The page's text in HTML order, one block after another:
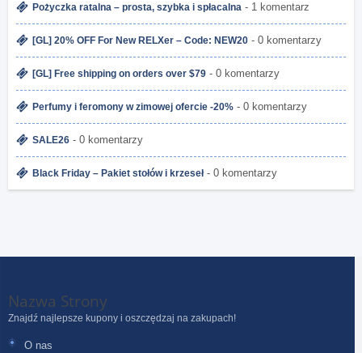
Pożyczka ratalna – prosta, szybka i spłacalna - 1 komentarz
[GL] 20% OFF For New RELXer – Code: NEW20 - 0 komentarzy
[GL] Free shipping on orders over $79 - 0 komentarzy
Perfumy i feromony w zimowej ofercie -20% - 0 komentarzy
SALE26 - 0 komentarzy
Black Friday – Pakiet stołów i krzeseł- 0 komentarzy
Nazwa Strony
Znajdź najlepsze kupony i oszczędzaj na zakupach!
O nas